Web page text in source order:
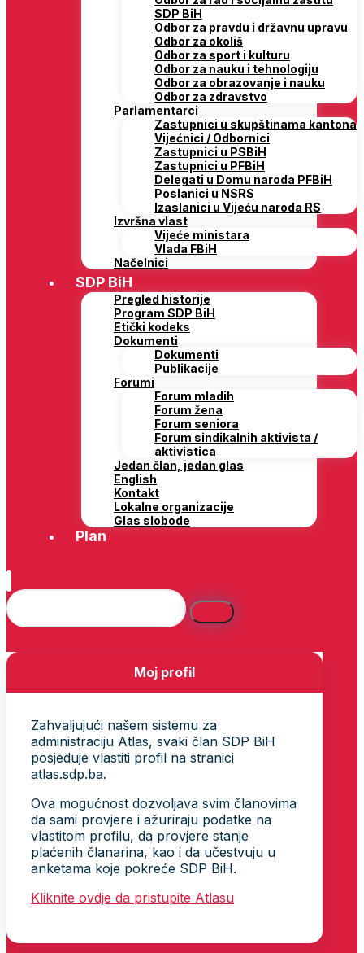
SDP BiH
Odbor za pravdu i državnu upravu
Odbor za okoliš
Odbor za sport i kulturu
Odbor za nauku i tehnologiju
Odbor za obrazovanje i nauku
Odbor za zdravstvo
Parlamentarci
Zastupnici u skupštinama kantona
Vijećnici / Odbornici
Zastupnici u PSBiH
Zastupnici u PFBiH
Delegati u Domu naroda PFBiH
Poslanici u NSRS
Izaslanici u Vijeću naroda RS
Izvršna vlast
Vijeće ministara
Vlada FBiH
Načelnici
SDP BiH
Pregled historije
Program SDP BiH
Etički kodeks
Dokumenti
Dokumenti
Publikacije
Forumi
Forum mladih
Forum žena
Forum seniora
Forum sindikalnih aktivista /
aktivistica
Jedan član, jedan glas
English
Kontakt
Lokalne organizacije
Glas slobode
Plan
Moj profil
Zahvaljujući našem sistemu za
administraciju Atlas, svaki član SDP BiH
posjeduje vlastiti profil na stranici
atlas.sdp.ba.
Ova mogućnost dozvoljava svim članovima
da sami provjere i ažuriraju podatke na
vlastitom profilu, da provjere stanje
plaćenih članarina, kao i da učestvuju u
anketama koje pokreće SDP BiH.
Kliknite ovdje da pristupite Atlasu